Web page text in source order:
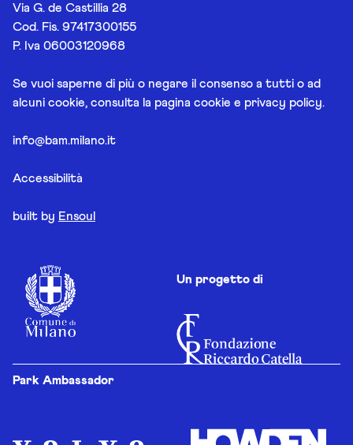
Via G. de Castillia 28
Cod. Fis. 97417300155
P. Iva 06003120968
Se vuoi saperne di più o negare il consenso a tutti o ad
alcuni cookie, consulta la pagina cookie e privacy policy.
info@bam.milano.it
Accessibilità
built by Ensoul
Un progetto di
Park Ambassador